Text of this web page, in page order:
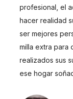
profesional, el
hacer realidad
ser mejores
milla extra para
realizados sus
ese hogar